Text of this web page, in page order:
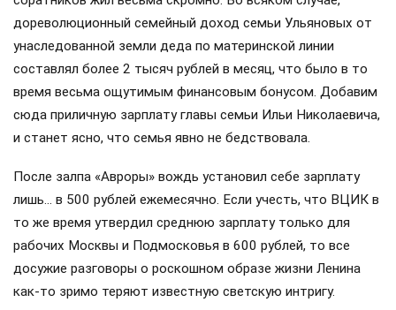
дореволюционный семейный доход семьи Ульяновых от
унаследованной земли деда по материнской линии
составлял более 2 тысяч рублей в месяц, что было в то
время весьма ощутимым финансовым бонусом. Добавим
сюда приличную зарплату главы семьи Ильи Николаевича,
и станет ясно, что семья явно не бедствовала.
После залпа «Авроры» вождь установил себе зарплату
лишь… в 500 рублей ежемесячно. Если учесть, что ВЦИК в
то же время утвердил среднюю зарплату только для
рабочих Москвы и Подмосковья в 600 рублей, то все
досужие разговоры о роскошном образе жизни Ленина
как-то зримо теряют известную светскую интригу.